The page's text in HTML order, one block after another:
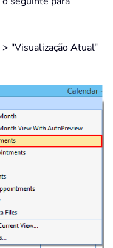
"Visualização Atual"